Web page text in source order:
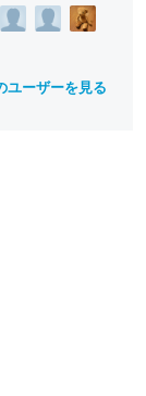
ユーザーを見る